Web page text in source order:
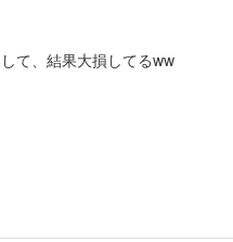
て、結果大損してるww